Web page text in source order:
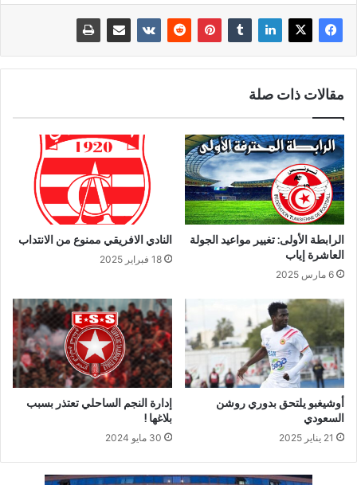
مقالات ذات صلة
الرابطة الأولى: تغيير مواعيد الجولة
العاشرة إياب
6 مارس 2025
النادي الافريقي ممنوع من الانتداب
18 فبراير 2025
أوشيغبو يلتحق بدوري روشن
السعودي
21 يناير 2025
إدارة النجم الساحلي تعتذر بسبب
بلاغها !
30 مايو 2024